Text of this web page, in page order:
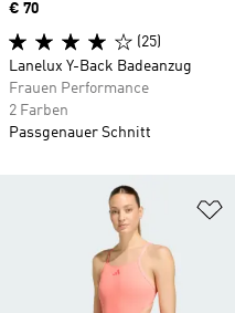
Price
€ 70
(25)
Lanelux Y-Back Badeanzug
Frauen Performance
2 Farben
Passgenauer Schnitt